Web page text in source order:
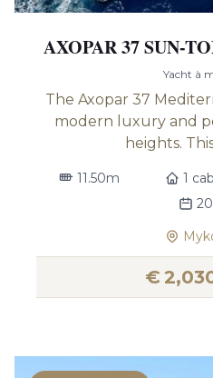
AXOPAR 37 SUN-
Yacht à
The Axopar 37
modern luxury and
heights.
11.50m 1
€